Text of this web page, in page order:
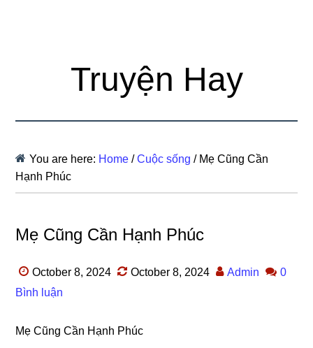
Truyện Hay
You are here: Home / Cuộc sống /Mẹ Cũng Cần
Hạnh Phúc
Mẹ Cũng Cần Hạnh Phúc
October 8, 2024 October 8, 2024 Admin
0
Bình luận
Mẹ Cũnɡ Cần Hạnh Phúc